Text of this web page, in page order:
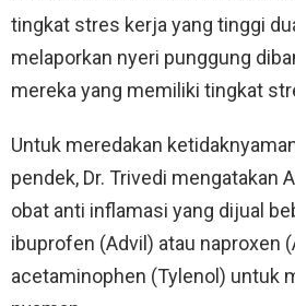
tingkat stres kerja yang tinggi
melaporkan nyeri punggung
mereka yang memiliki tingkat
Untuk meredakan
pendek, Dr. Trivedi mengatakan
obat anti inflamasi yang dijual
ibuprofen (Advil) atau naproxen
acetaminophen (Tylenol) untuk